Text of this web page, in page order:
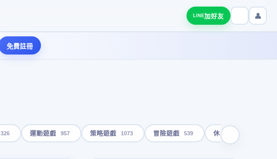
LINE加好友 👤
免費註冊
326 運動遊戲 957 策略遊戲 1073 冒險遊戲 539 休閒遊戲